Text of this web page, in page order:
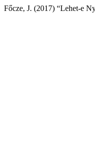
Főcze, J. (2017) “Lehet-e